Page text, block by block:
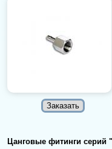
Цанговые фитинги серий